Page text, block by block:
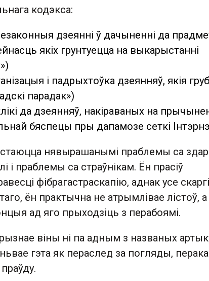
кодэкса:
дзеянні ў дачыненні да
якіх грунтуецца на выкарыстанні
і падрыхтоўка дзеянняў, якія
парадак»)
да дзеянняў, накіраваных на
бяспецы пры дапамозе сеткі
нявырашанымі праблемы са
і праблемы са страўнікам. Ён прасіў
фібрагастраскапію, аднак усе скаргі
ён практычна не атрымлівае лістоў, а
ад яго прыходзіць з перабоямі.
віны ні па адным з названых
гэта як пераслед за погляды,